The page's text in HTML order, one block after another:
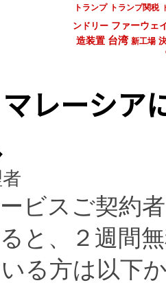
トランプ
トランプ関税
ンドリー ファーウェ
造装置 台湾 新工場
レーシア
ビスご契約
と、２週間
る方は以下